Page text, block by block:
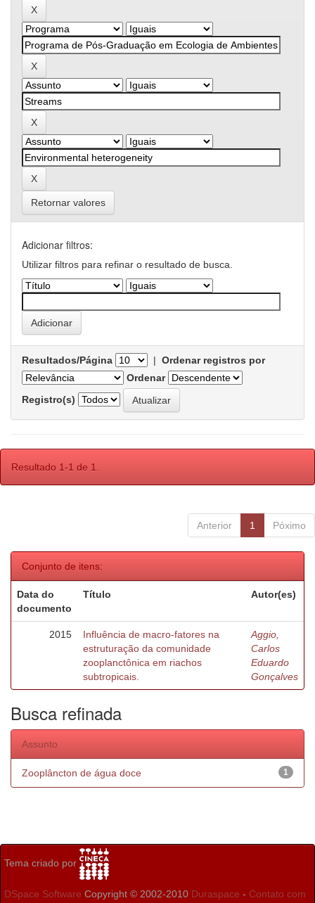
Retornar valores
Adicionar filtros:
Utilizar filtros para refinar o resultado de busca.
Resultados/Página | Ordenar registros por
Ordenar
Registro(s)
Resultado 1-1 de 1.
Anterior 1 Póximo
Conjunto de itens:
Data do
documento
Título Autor(es)
2015
Influência de macro-fatores na
estruturação da comunidade
zooplanctônica em riachos
subtropicais.
Aggio,
Carlos
Eduardo
Gonçalves
Busca refinada
Assunto
1
Zooplâncton de água doce
Tema criado por
DSpace Software Copyright © 2002-2010 Duraspace - Contato com